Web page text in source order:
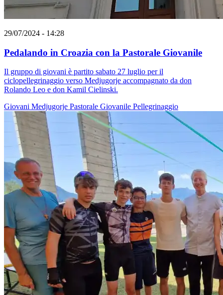
29/07/2024 - 14:28
Pedalando in Croazia con la Pastorale Giovanile
Il gruppo di giovani è partito sabato 27 luglio per il
ciclopellegrinaggio verso Medjugorje accompagnato da don
Rolando Leo e don Kamil Cielinski.
Giovani Medjugorje Pastorale Giovanile Pellegrinaggio